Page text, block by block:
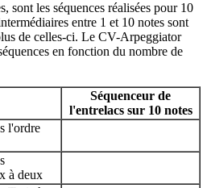
sont les séquences réalisées pour 10
entre 1 et 10 notes sont
de celles-ci. Le CV-Arpeggiator
en fonction du nombre de
Séquenceur de
l'entrelacs sur 10 notes
l'ordre
à deux